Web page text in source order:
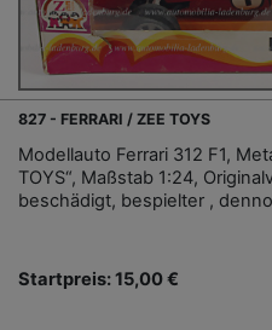
827 - FERRARI / ZEE TOYS
Modellauto Ferrari 312 F1,
TOYS“, Maßstab 1:24,
beschädigt, bespielter ,
Startpreis: 15,00 €